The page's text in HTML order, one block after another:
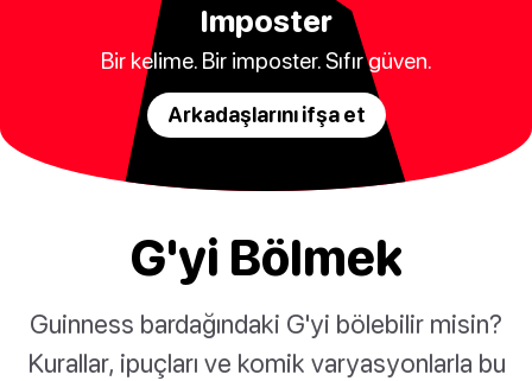
Imposter
Bir kelime. Bir imposter. Sıfır güven.
Arkadaşlarını ifşa et
G'yi Bölmek
Guinness bardağındaki G'yi bölebilir misin?
Kurallar, ipuçları ve komik varyasyonlarla bu